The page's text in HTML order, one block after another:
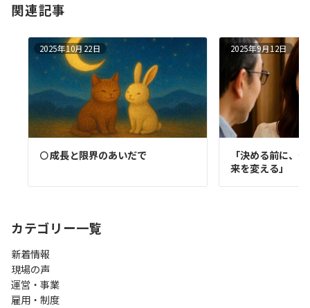
関連記事
2025年10月22日
🌕 成長と限界のあいだで
2025年9月12日
「決める前に、
来を変える」
カテゴリー一覧
新着情報
現場の声
運営・事業
雇用・制度